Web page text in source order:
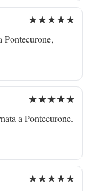
★★★★★
Pontecurone,
★★★★★
a Pontecurone.
★★★★★